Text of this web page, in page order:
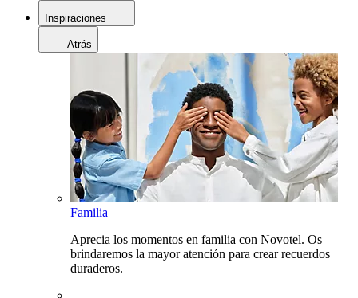
Inspiraciones
Atrás
Familia
Aprecia los momentos en familia con Novotel. Os
brindaremos la mayor atención para crear recuerdos
duraderos.